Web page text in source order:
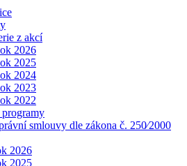
z akcí
2026
2025
2024
2023
2022
smlouvy dle zákona č. 250⁄2000
2026
2025